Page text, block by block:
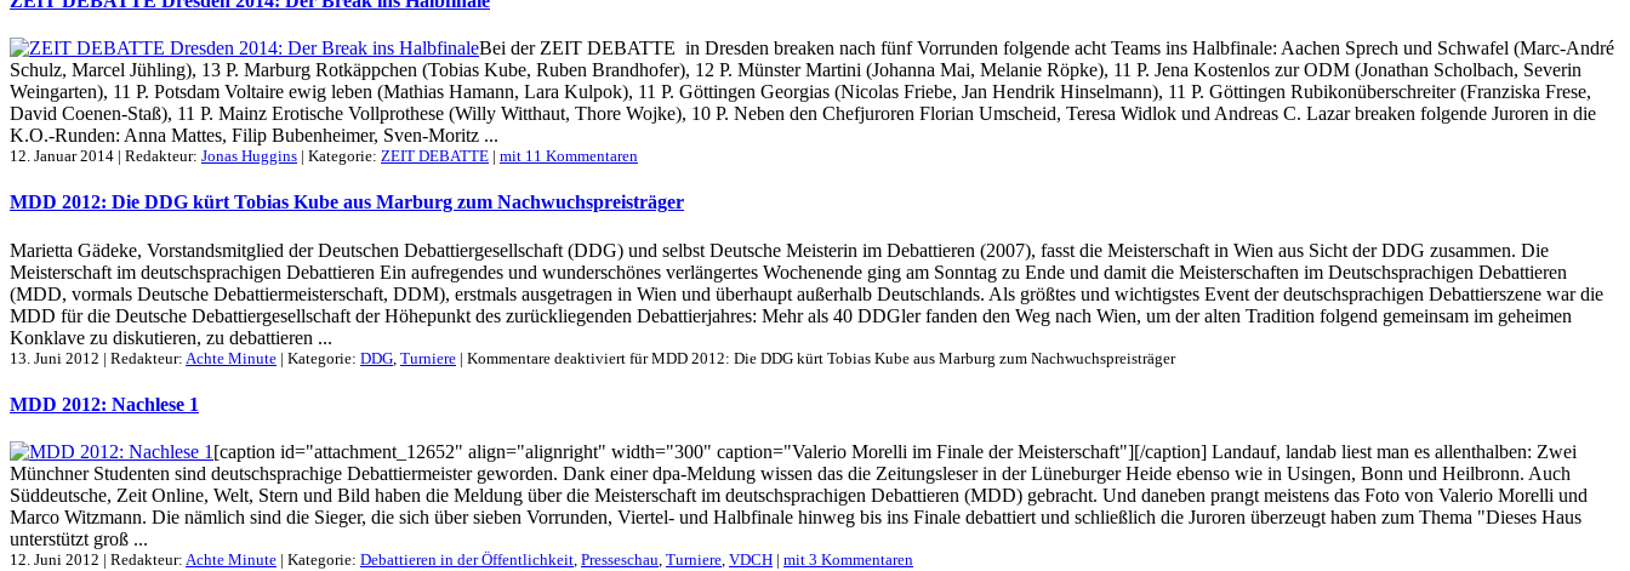
Bei der ZEIT DEBATTE in Dresden breaken nach fünf Vorrunden folgende acht Teams ins Halbfinale: Aachen Sprech und Schwafel (Marc-André
Schulz, Marcel Jühling), 13 P. Marburg Rotkäppchen (Tobias Kube, Ruben Brandhofer), 12 P. Münster Martini (Johanna Mai, Melanie Röpke), 11 P. Jena Kostenlos zur ODM (Jonathan Scholbach, Severin
Weingarten), 11 P. Potsdam Voltaire ewig leben (Mathias Hamann, Lara Kulpok), 11 P. Göttingen Georgias (Nicolas Friebe, Jan Hendrik Hinselmann), 11 P. Göttingen Rubikonüberschreiter (Franziska Frese,
David Coenen-Staß), 11 P. Mainz Erotische Vollprothese (Willy Witthaut, Thore Wojke), 10 P. Neben den Chefjuroren Florian Umscheid, Teresa Widlok und Andreas C. Lazar breaken folgende Juroren in die
K.O.-Runden: Anna Mattes, Filip Bubenheimer, Sven-Moritz ...
12. Januar 2014 | Redakteur: Jonas Huggins | Kategorie: ZEIT DEBATTE | mit 11 Kommentaren
MDD 2012: Die DDG kürt Tobias Kube aus Marburg zum Nachwuchspreisträger
Marietta Gädeke, Vorstandsmitglied der Deutschen Debattiergesellschaft (DDG) und selbst Deutsche Meisterin im Debattieren (2007), fasst die Meisterschaft in Wien aus Sicht der DDG zusammen. Die
Meisterschaft im deutschsprachigen Debattieren Ein aufregendes und wunderschönes verlängertes Wochenende ging am Sonntag zu Ende und damit die Meisterschaften im Deutschsprachigen Debattieren
(MDD, vormals Deutsche Debattiermeisterschaft, DDM), erstmals ausgetragen in Wien und überhaupt außerhalb Deutschlands. Als größtes und wichtigstes Event der deutschsprachigen Debattierszene war die
MDD für die Deutsche Debattiergesellschaft der Höhepunkt des zurückliegenden Debattierjahres: Mehr als 40 DDGler fanden den Weg nach Wien, um der alten Tradition folgend gemeinsam im geheimen
Konklave zu diskutieren, zu debattieren ...
13. Juni 2012 | Redakteur: Achte Minute | Kategorie: DDG Turniere | Kommentare deaktiviert für MDD 2012: Die DDG kürt Tobias Kube aus Marburg zum Nachwuchspreisträger
MDD 2012: Nachlese 1
[caption id="attachment_12652" align="alignright" width="300" caption="Valerio Morelli im Finale der Meisterschaft"][/caption] Landauf, landab liest man es allenthalben: Zwei
Münchner Studenten sind deutschsprachige Debattiermeister geworden. Dank einer dpa-Meldung wissen das die Zeitungsleser in der Lüneburger Heide ebenso wie in Usingen, Bonn und Heilbronn. Auch
Süddeutsche, Zeit Online, Welt, Stern und Bild haben die Meldung über die Meisterschaft im deutschsprachigen Debattieren (MDD) gebracht. Und daneben prangt meistens das Foto von Valerio Morelli und
Marco Witzmann. Die nämlich sind die Sieger, die sich über sieben Vorrunden, Viertel- und Halbfinale hinweg bis ins Finale debattiert und schließlich die Juroren überzeugt haben zum Thema "Dieses Haus
unterstützt groß ...
12. Juni 2012 | Redakteur: Achte Minute | Kategorie: Debattieren in der Öffentlichkeit, Presseschau, Turniere, VDCH | mit 3 Kommentaren